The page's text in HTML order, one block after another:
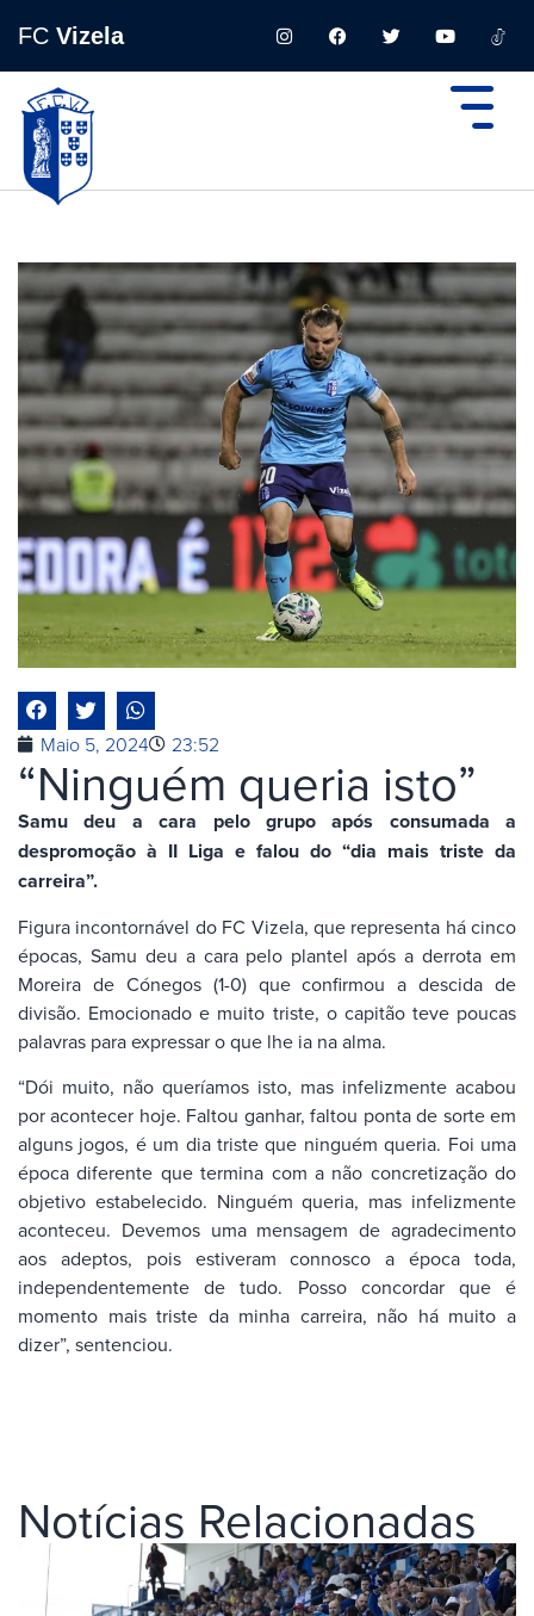
FC Vizela
Maio 5, 2024 23:52
“Ninguém queria isto”
Samu deu a cara pelo grupo após consumada a
despromoção à II Liga e falou do “dia mais triste da
carreira”.
Figura incontornável do FC Vizela, que representa há cinco
épocas, Samu deu a cara pelo plantel após a derrota em
Moreira de Cónegos (1-0) que confirmou a descida de
divisão. Emocionado e muito triste, o capitão teve poucas
palavras para expressar o que lhe ia na alma.
“Dói muito, não queríamos isto, mas infelizmente acabou
por acontecer hoje. Faltou ganhar, faltou ponta de sorte em
alguns jogos, é um dia triste que ninguém queria. Foi uma
época diferente que termina com a não concretização do
objetivo estabelecido. Ninguém queria, mas infelizmente
aconteceu. Devemos uma mensagem de agradecimento
aos adeptos, pois estiveram connosco a época toda,
independentemente de tudo. Posso concordar que é
momento mais triste da minha carreira, não há muito a
dizer”, sentenciou.
Notícias Relacionadas